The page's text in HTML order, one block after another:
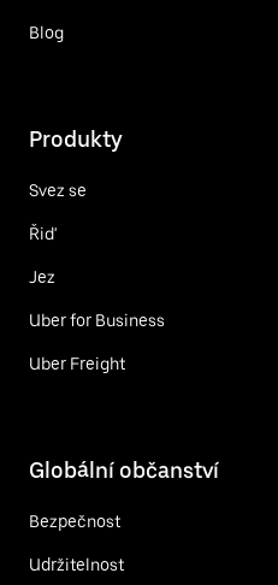
Blog
Produkty
Svez se
Řiď
Jez
Uber for Business
Uber Freight
Globální občanství
Bezpečnost
Udržitelnost